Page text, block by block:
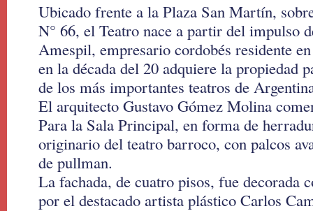
Ubicado frente a la Plaza San Martín,
N° 66, el Teatro nace a partir del impulso
Amespil, empresario cordobés residente
en la década del 20 adquiere la propiedad
de los más importantes teatros de
El arquitecto Gustavo Gómez Molina
Para la Sala Principal, en forma de
originario del teatro barroco, con palcos
de pullman.
La fachada, de cuatro pisos, fue decorada
por el destacado artista plástico Carlos